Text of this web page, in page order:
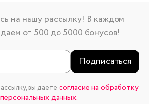
на нашу рассылку! В каждом
от 500 до 5000 бонусов!
Подписаться
вы даете согласие на обработку
персональных данных.